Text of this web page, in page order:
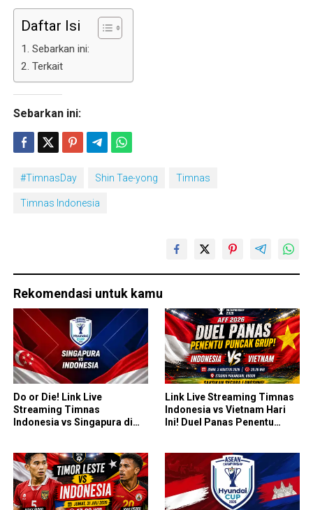
Daftar Isi
Sebarkan ini:
Terkait
Sebarkan ini:
#TimnasDay Shin Tae-yong Timnas
Timnas Indonesia
Rekomendasi untuk kamu
Do or Die! Link Live
Streaming Timnas
Indonesia vs Singapura di
Link Live Streaming Timnas
Indonesia vs Vietnam Hari
Ini! Duel Panas Penentu